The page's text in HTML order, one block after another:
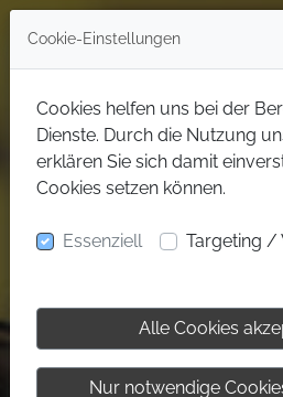
Cookie-Einstellungen
Cookies helfen uns bei der
Dienste. Durch die Nutzung
erklären Sie sich damit
Cookies setzen können.
Essenziell Targeting /
Alle Cookies
Nur notwendige